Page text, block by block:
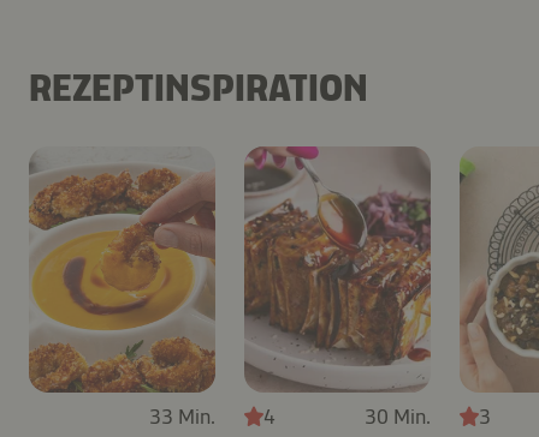
REZEPTINSPIRATION
33 Min. 4 30 Min. 3